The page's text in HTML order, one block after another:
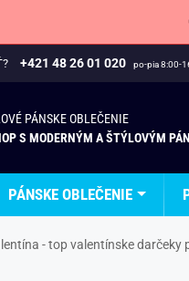
+421 48 26 01 020 po-pia 8:00-
PÁNSKE OBLEČENIE
S MODERNÝM A ŠTÝLOVÝM
PÁNSKE OBLEČENIE
- top valentínske darčeky